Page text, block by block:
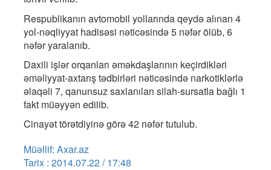
Respublikanın avtomobil yollarında qeydə alınan 4
yol-nəqliyyat hadisəsi nəticəsində 5 nəfər ölüb, 6
nəfər yaralanıb.
Daxili işlər orqanları əməkdaşlarının keçirdikləri
əməliyyat-axtarış tədbirləri nəticəsində narkotiklərlə
əlaqəli 7, qanunsuz saxlanılan silah-sursatla bağlı 1
fakt müəyyən edilib.
Cinayət törətdiyinə görə 42 nəfər tutulub.
Müəllif: Axar.az
Tarix : 2014.07.22 / 17:48